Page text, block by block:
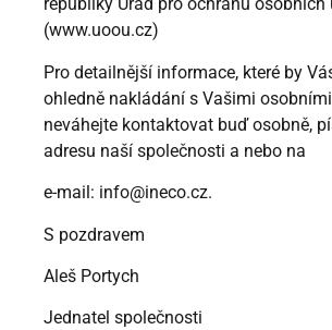
republiky Úřad pro ochranu osobních
(www.uoou.cz)
Pro detailnější informace, které by
ohledně nakládání s Vašimi
neváhejte kontaktovat buď osobně,
adresu naší společnosti a nebo na
e-mail: info@ineco.cz.
S pozdravem
Aleš Portych
Jednatel společnosti